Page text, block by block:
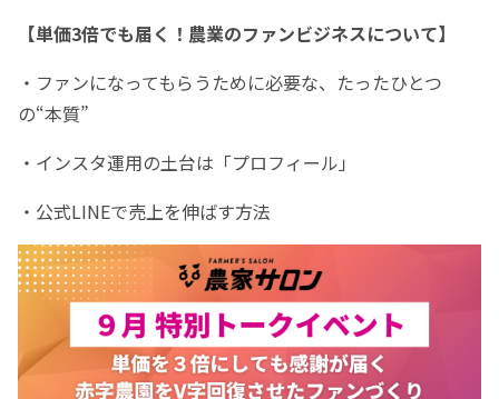
【単価3倍でも届く！農業のファンビジネスについて】
・ファンになってもらうために必要な、たったひとつ
の“本質”
・インスタ運用の土台は「プロフィール」
・公式LINEで売上を伸ばす方法